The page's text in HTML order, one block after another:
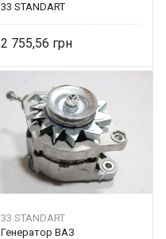
33 STANDART
2 755,56
33 STANDART
Генератор ВАЗ